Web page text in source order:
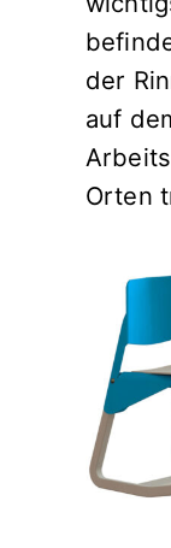
der
auf
Orten